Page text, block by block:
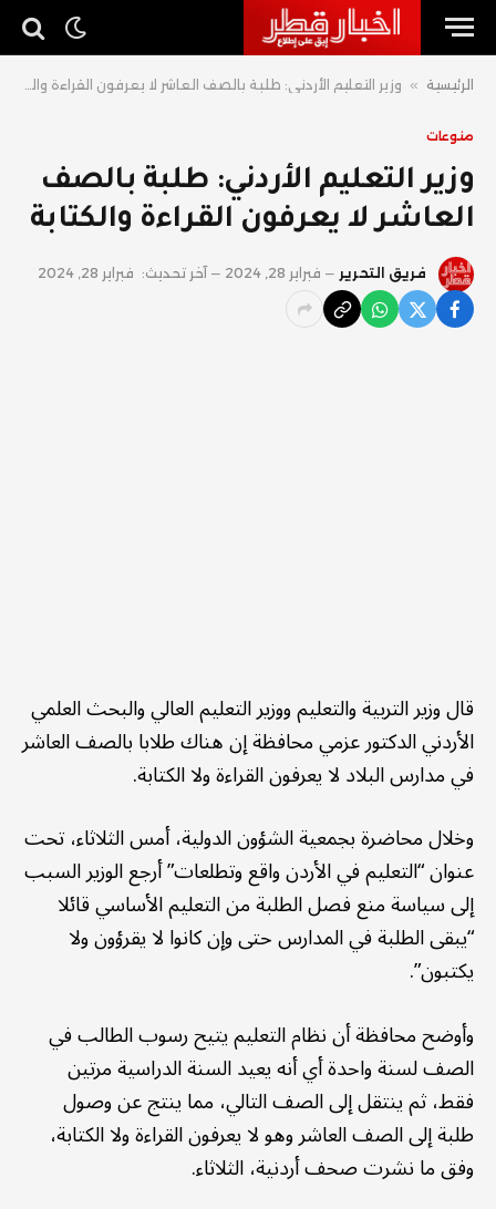
الرئيسية » وزير التعليم الأردني: طلبة بالصف العاشر لا يعرفون القراءة والكتابة
منوعات
وزير التعليم الأردني: طلبة بالصف
العاشر لا يعرفون القراءة والكتابة
فريق التحرير فبراير 28, 2024 آخر تحديث: فبراير 28, 2024
قال وزير التربية والتعليم ووزير التعليم العالي والبحث العلمي
الأردني الدكتور عزمي محافظة إن هناك طلابا بالصف العاشر
في مدارس البلاد لا يعرفون القراءة ولا الكتابة.
وخلال محاضرة بجمعية الشؤون الدولية، أمس الثلاثاء، تحت
عنوان “التعليم في الأردن واقع وتطلعات” أرجع الوزير السبب
إلى سياسة منع فصل الطلبة من التعليم الأساسي قائلا
“يبقى الطلبة في المدارس حتى وإن كانوا لا يقرؤون ولا
يكتبون”.
وأوضح محافظة أن نظام التعليم يتيح رسوب الطالب في
الصف لسنة واحدة أي أنه يعيد السنة الدراسية مرتين
فقط، ثم ينتقل إلى الصف التالي، مما ينتج عن وصول
طلبة إلى الصف العاشر وهو لا يعرفون القراءة ولا الكتابة،
وفق ما نشرت صحف أردنية، الثلاثاء.